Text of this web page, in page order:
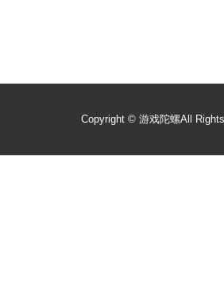
Copyright © 游戏陀螺All